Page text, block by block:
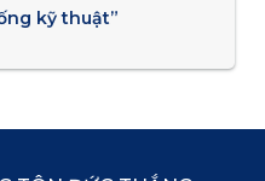
kỹ thuật”